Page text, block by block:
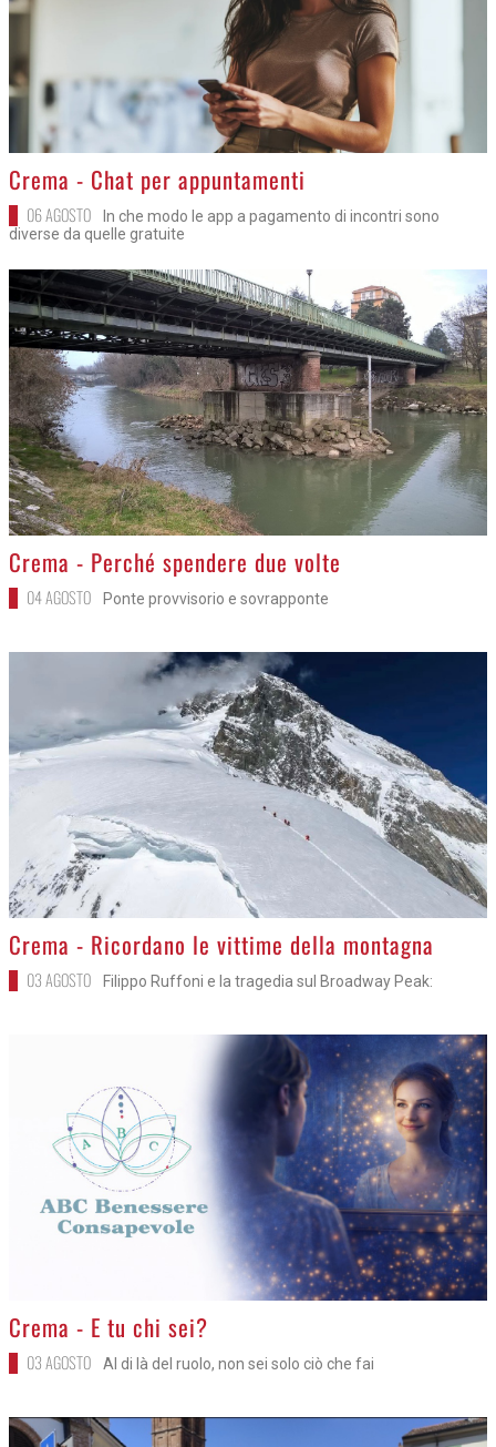
>
Crema - Chat per appuntamenti
06 AGOSTO
In che modo le app a pagamento di incontri sono
diverse da quelle gratuite
>
Crema - Perché spendere due volte
04 AGOSTO Ponte provvisorio e sovrapponte
>
Crema - Ricordano le vittime della montagna
03 AGOSTO Filippo Ruffoni e la tragedia sul Broadway Peak:
>
Crema - E tu chi sei?
03 AGOSTO Al di là del ruolo, non sei solo ciò che fai